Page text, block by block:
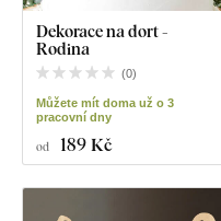
Dekorace na dort -
Rodina
(0)
Můžete mít doma už o 3
pracovní dny
od 189 Kč